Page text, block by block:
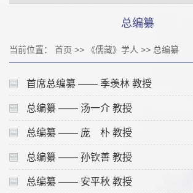
总编纂
当前位置： 首页 >> 《儒藏》学人 >> 总编纂
首席总编纂 —— 季羡林 教授
总编纂 —— 汤一介 教授
总编纂 —— 庞 朴 教授
总编纂 —— 孙钦善 教授
总编纂 —— 安平秋 教授